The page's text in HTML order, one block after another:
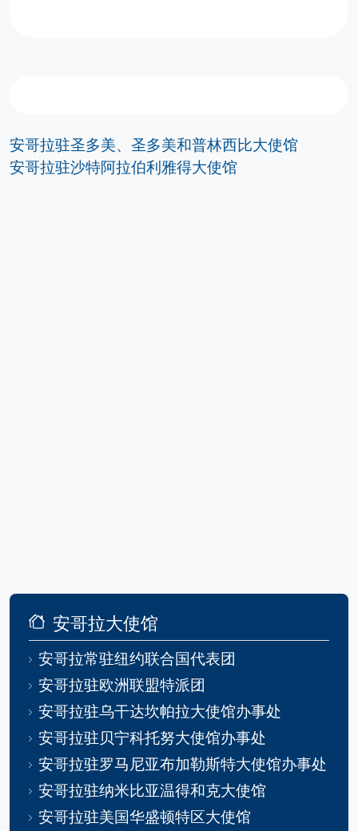
安哥拉驻圣多美、圣多美和普林西比大使馆
安哥拉驻沙特阿拉伯利雅得大使馆
安哥拉大使馆
安哥拉常驻纽约联合国代表团
安哥拉驻欧洲联盟特派团
安哥拉驻乌干达坎帕拉大使馆办事处
安哥拉驻贝宁科托努大使馆办事处
安哥拉驻罗马尼亚布加勒斯特大使馆办事处
安哥拉驻纳米比亚温得和克大使馆
安哥拉驻美国华盛顿特区大使馆